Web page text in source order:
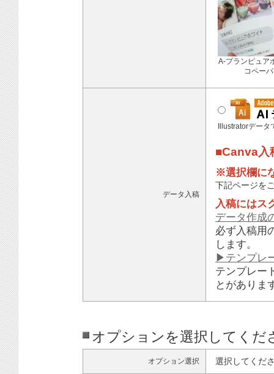
A-プランピュア
コペー
データ入稿
Illustratorデータ
■Canva入
※選択欄に
下記ページを
入稿にはス
データ作成
必ず入稿用
します。
▶テンプレ
テンプレー
とがありま
オプションを選択してくだ
オプション選択 選択してくだ